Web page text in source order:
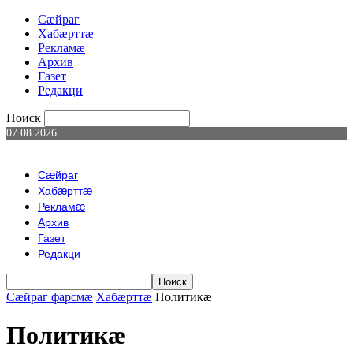
Сæйраг
Хабæрттæ
Рекламæ
Архив
Газет
Редакци
Поиск
07.08.2026
Сæйраг
Хабæрттæ
Рекламæ
Архив
Газет
Редакци
Сæйраг фарсмæ Хабæрттæ Политикæ
Политикæ